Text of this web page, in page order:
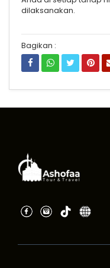
dilaksanakan.
Bagikan :